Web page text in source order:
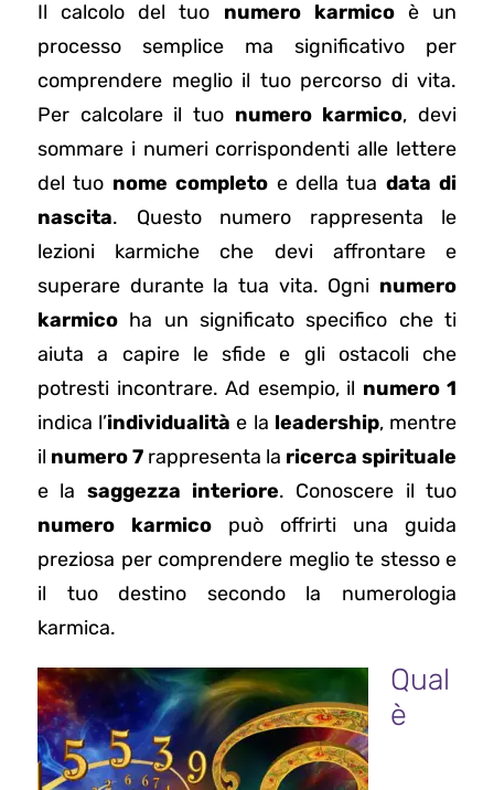
Il calcolo del tuo numero karmicoè un
processo semplice ma significativo per
comprendere meglio il tuo percorso di vita.
Per calcolare il tuo numero karmico, devi
sommare i numeri corrispondenti alle lettere
del tuo nome completo e della tua data di
nascita. Questo numero rappresenta le
lezioni karmiche che devi affrontare e
superare durante la tua vita. Ogni numero
karmico ha un significato specifico che ti
aiuta a capire le sfide e gli ostacoli che
potresti incontrare. Ad esempio, il numero 1
indica l’individualità e la leadership, mentre
il numero 7 rappresenta la ricerca spirituale
e la saggezza interiore. Conoscere il tuo
numero karmico può offrirti una guida
preziosa per comprendere meglio te stesso e
il tuo destino secondo la numerologia
karmica.
Qual
è